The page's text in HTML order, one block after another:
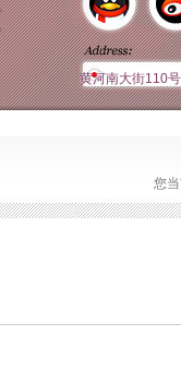
黄河南大街110号
您当